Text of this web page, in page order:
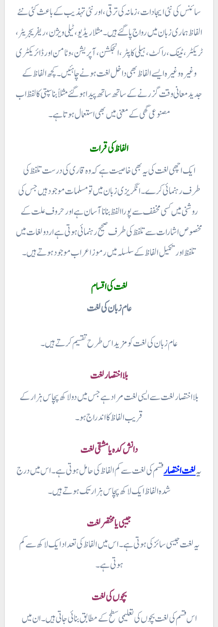
سائنس کی نئی ایجادات ، زمانہ کی ترقی ، اور نئی تہذیب کے باعث کئی نئے
الفاظ ہماری زبان میں رواج پا گئے ہیں۔ مثلا ریڈیو، ٹیلی ویژن ، ریفریجریٹر ،
ٹریکٹر، ٹینک ، راکٹ ، ہیلی کاپٹر ، انجکشن ، آپریشن ، وٹامن اور ڈائریکٹری
وغیرہ وغیرہ ایسے الفاظ بھی داخل لغت ہونے چاہئیں۔ کچھ الفاظ کے
جدید معانی وقت گزرنے کے ساتھ ساتھ پیدا ہو گئے مثلاً بناسپتی کا لفظ اب
مصنوعی گھی کے معنی میں بھی استعمال ہوتا ہے۔
الفاظ کی قرات
ایک اچھی لغت کی یہ بھی خاصیت ہے کہ وہ قاری کی درست تلفظ کی
طرف رہنمائی کرے۔ انگریزی زبان میں تو مسلمات موجود ہیں جس کی
روشنی میں کسی مخفف سے پورا الفظ بنانا آسان ہے اور حروف علت کے
مخصوص اشارات سے تلفظ کی طرف صحیح رہنمائی ہوتی ہے اردو لغات میں
تلفظ اور تکمیل الفاظ کے سلسلہ میں رموز اعراب موجود ہوتے ہیں۔
لغت کی اقسام
عام زبان کی لغت
عام زبان کی لغت کو مزید اس طرح تقسیم کرتے ہیں ۔
بلا اختصار لغت
بلا اختصار لغت سے ایسی لغت مراد ہے جس میں دو لاکھ پچاس ہزار کے
قریب الفاظ کا اندراج ہو۔
دانش کده یا مشقی لغت
یہلغت اختصارقسم کی لغت سے کم الفاظ کی حامل ہوتی ہے۔ اس میں درج
شدہ الفاظ ایک لاکھ پچاس ہزار تک ہوتے ہیں۔
جیبی یا مختصر لغت
یہ لغت جیسی سائز کی ہوتی ہے۔ اس میں الفاظ کی تعداد ایک لاکھ سے کم
ہوتی ہے۔
بچوں کی لغت
اس قسم کی لغت بچوں کی تعلیمی سطح کے مطابق بنائی جاتی ہیں۔ ان میں